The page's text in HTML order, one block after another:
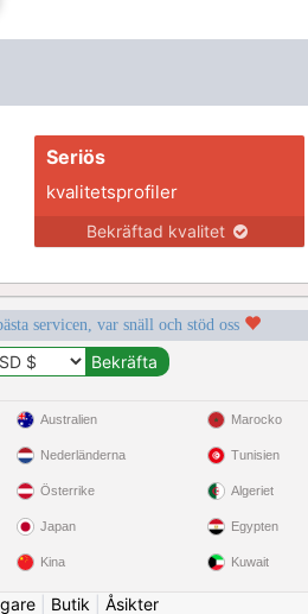
Seriös
kvalitetsprofiler
Bekräftad kvalitet
servicen, var snäll och stöd oss
Australien
Nederländerna
Österrike
Japan
Kina
Marocko
Tunisien
Algeriet
Egypten
Kuwait
| Butik Åsikter